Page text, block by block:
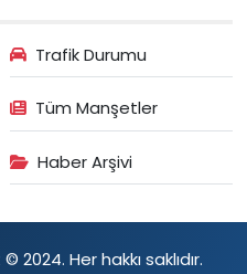
Trafik Durumu
Tüm Manşetler
Haber Arşivi
2024. Her hakkı saklıdır.